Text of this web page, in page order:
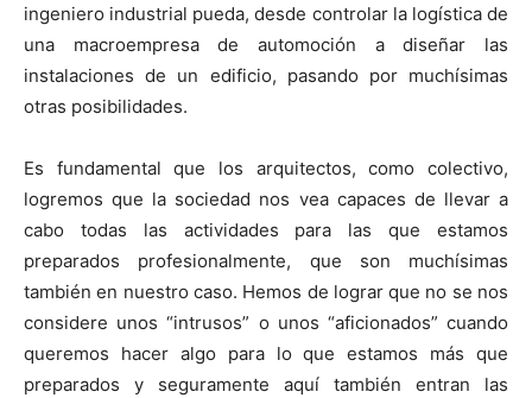
ingeniero industrial pueda, desde controlar la logística de
una macroempresa de automoción a diseñar las
instalaciones de un edificio, pasando por muchísimas
otras posibilidades.
Es fundamental que los arquitectos, como colectivo,
logremos que la sociedad nos vea capaces de llevar a
cabo todas las actividades para las que estamos
preparados profesionalmente, que son muchísimas
también en nuestro caso. Hemos de lograr que no se nos
considere unos “intrusos” o unos “aficionados” cuando
queremos hacer algo para lo que estamos más que
preparados y seguramente aquí también entran las